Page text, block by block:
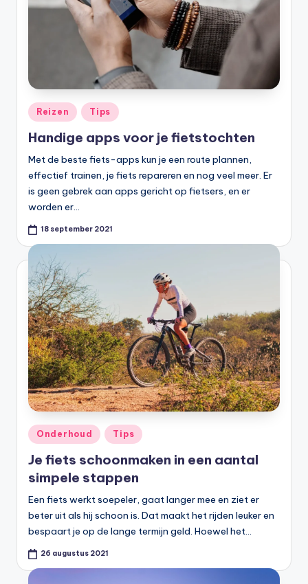
Geplaatst
in
Reizen Tips
Handige apps voor je fietstochten
Met de beste fiets-apps kun je een route plannen,
effectief trainen, je fiets repareren en nog veel meer. Er
is geen gebrek aan apps gericht op fietsers, en er
worden er…
18 september 2021
Geplaatst
in
Onderhoud Tips
Je fiets schoonmaken in een aantal
simpele stappen
Een fiets werkt soepeler, gaat langer mee en ziet er
beter uit als hij schoon is. Dat maakt het rijden leuker en
bespaart je op de lange termijn geld. Hoewel het…
26 augustus 2021